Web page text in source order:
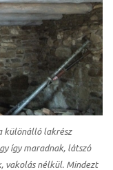
különálló lakrész
így maradnak, látszó
vakolás nélkül. Mindezt